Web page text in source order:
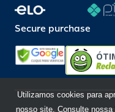
Secure purchase
Utilizamos cookies para
nosso site. Consulte nossa